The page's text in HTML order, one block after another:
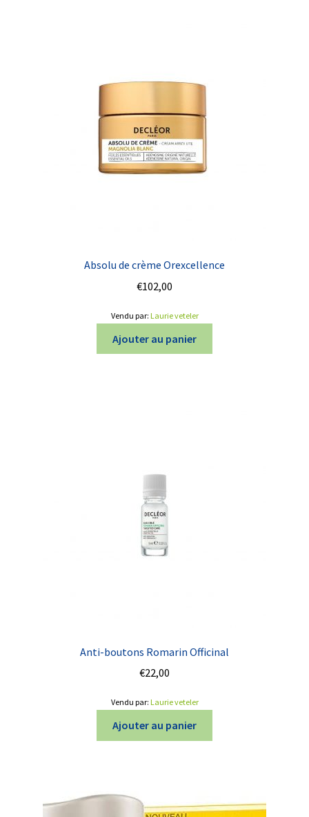
Absolu de crème Orexcellence
€102,00
Vendu par: Laurie veteler
Ajouter au panier
Anti-boutons Romarin Officinal
€22,00
Vendu par: Laurie veteler
Ajouter au panier